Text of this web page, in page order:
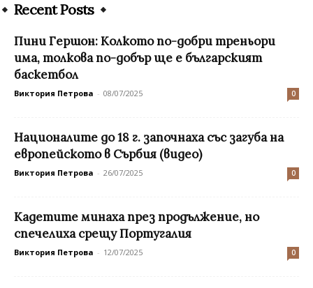
Recent Posts
Пини Гершон: Колкото по-добри треньори
има, толкова по-добър ще е българският
баскетбол
Виктория Петрова - 08/07/2025 0
Националите до 18 г. започнаха със загуба на
европейското в Сърбия (видео)
Виктория Петрова - 26/07/2025 0
Кадетите минаха през продължение, но
спечелиха срещу Португалия
Виктория Петрова - 12/07/2025 0